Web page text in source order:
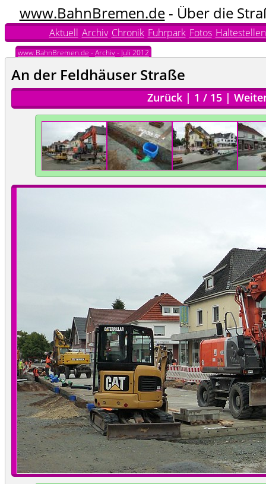
www.BahnBremen.de- Über die
Aktuell Archiv Chronik Fuhrpark Fotos Haltestellen
www.BahnBremen.de -Archiv- Juli 2012
An der Feldhäuser Straße
Zurück | 1 / 15 |